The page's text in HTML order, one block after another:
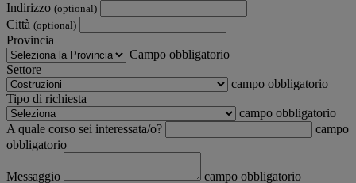
Indirizzo (optional)
Città (optional)
Provincia
Campo obbligatorio
Settore
campo obbligatorio
Tipo di richiesta
campo obbligatorio
A quale corso sei interessata/o?
campo
obbligatorio
Messaggio campo obbligatorio